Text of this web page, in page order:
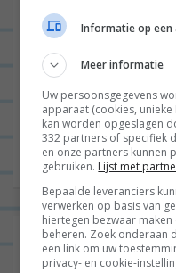
Laat een
Informatie op een
Meer informatie
Uw persoonsgegevens
apparaat (cookies,
kan worden opgeslagen
332 partners of specifiek
en onze partners kunnen
gebruiken. Lijst met
Bepaalde leveranciers
verwerken op basis van
hiertegen bezwaar
beheren. Zoek onderaan
een link om uw
privacy- en cookie-